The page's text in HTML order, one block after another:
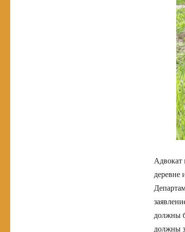
Адвокат
деревне
должны
должны